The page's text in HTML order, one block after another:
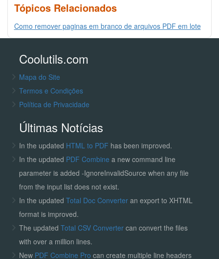
Tópicos Relacionados
Como remover paginas em branco de arquivos PDF em lote
Coolutils.com
Mapa do Site
Termos e Condições
Política de Privacidade
Últimas Notícias
In the updated HTML to PDF has been improved.
In the updated PDF Combine a new command line
parameter is added -IgnoreInvalidSource when any file
from the input list does not exist.
In the updated Total Doc Converter an export to XHTML
format is improved.
The updated Total CSV Convertercan convert the files
with over a million lines.
New PDF Combine Pro can create multiple line headers